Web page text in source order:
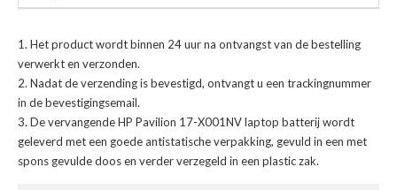
Het product wordt binnen 24 uur na ontvangst van de bestelling
verwerkt en verzonden.
Nadat de verzending is bevestigd, ontvangt u een trackingnummer
in de bevestigingsemail.
Devervangende HP Pavilion 17-X001NV laptop batterijwordt
geleverd met een goede antistatische verpakking, gevuld in een met
spons gevulde doos en verder verzegeld in een plastic zak.